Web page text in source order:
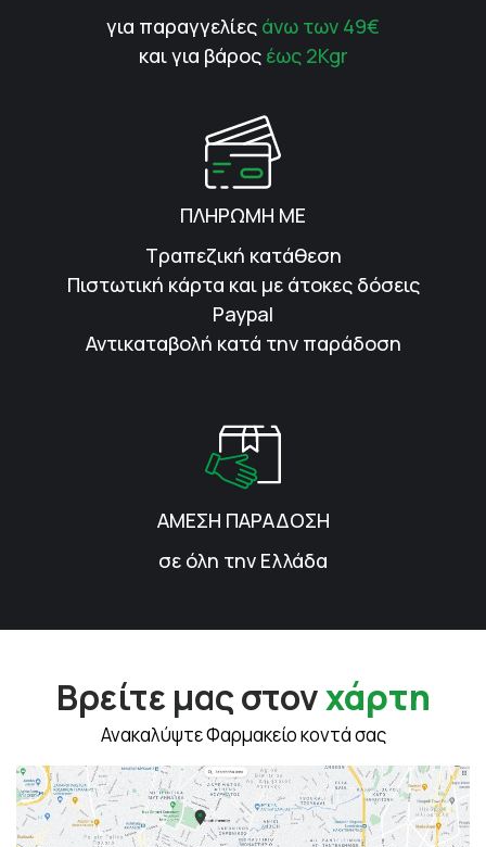
για παραγγελίες άνω των 49€
και για βάρος έως 2Kgr
ΠΛΗΡΩΜΗ ΜΕ
Τραπεζική κατάθεση
Πιστωτική κάρτα και με άτοκες δόσεις
Paypal
Αντικαταβολή κατά την παράδοση
ΑΜΕΣΗ ΠΑΡΑΔΟΣΗ
σε όλη την Ελλάδα
Βρείτε μας στονχάρτη
Ανακαλύψτε Φαρμακείο κοντά σας